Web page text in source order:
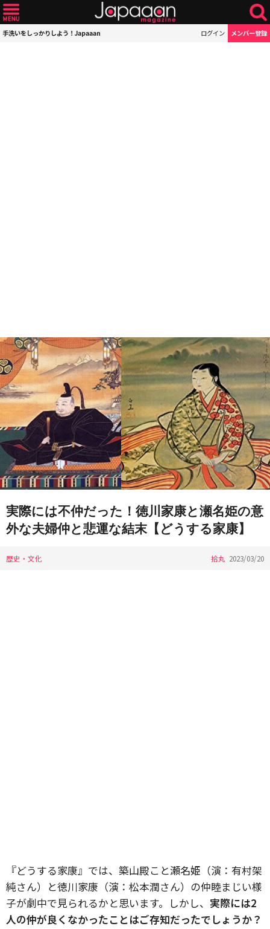
手洗いをしっかりしよう！Japaaan ログイン メンバー登録
実際には不仲だった！徳川家康と瀬名姫の意
外な夫婦仲と悲運な結末【どうする家康】
歴史・文化 拾丸 2023/03/20
『どうする家康』では、築山殿こと瀬名姫（演：有村架
純さん）と徳川家康（演：松本潤さん）の仲睦まじい様
子が劇中で見られるかと思います。しかし、 実際には2
人の仲が良くなかったことはご存知だったでしょうか？